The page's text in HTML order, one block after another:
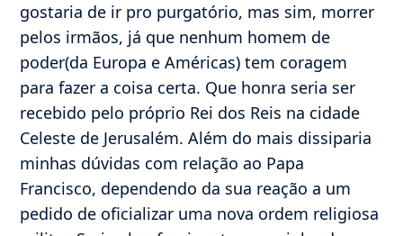
gostaria de ir pro purgatório, mas sim, morrer
pelos irmãos, já que nenhum homem de
poder(da Europa e Américas) tem coragem
para fazer a coisa certa. Que honra seria ser
recebido pelo próprio Rei dos Reis na cidade
Celeste de Jerusalém. Além do mais dissiparia
minhas dúvidas com relação ao Papa
Francisco, dependendo da sua reação a um
pedido de oficializar uma nova ordem religiosa